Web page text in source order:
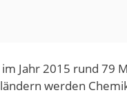
Jahr 2015 rund 79
werden